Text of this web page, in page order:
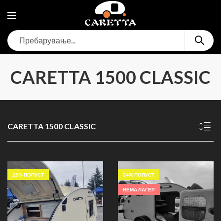
CARETTA 1500 CLASSIC
CARETTA 1500 CLASSIC
25% ПОПУСТ 24% ПОПУСТ
НЕМА ЛАГЕР